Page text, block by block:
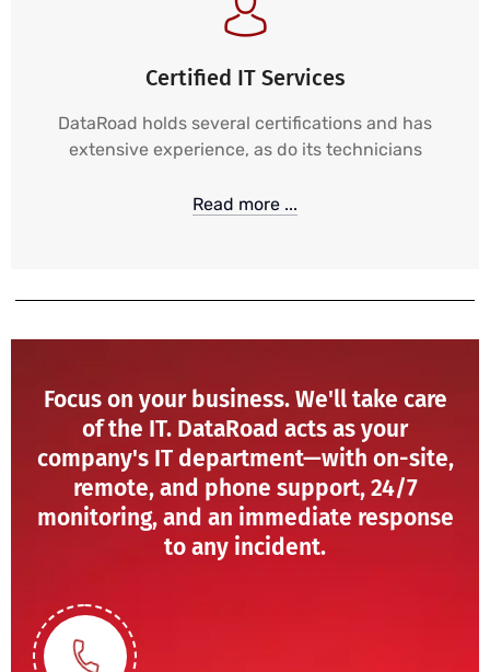
Certified IT Services
DataRoad holds several certifications and has
extensive experience, as do its technicians
Read more ...
Focus on your business. We'll take care
of the IT. DataRoad acts as your
company's IT department—with on-site,
remote, and phone support, 24/7
monitoring, and an immediate response
to any incident.